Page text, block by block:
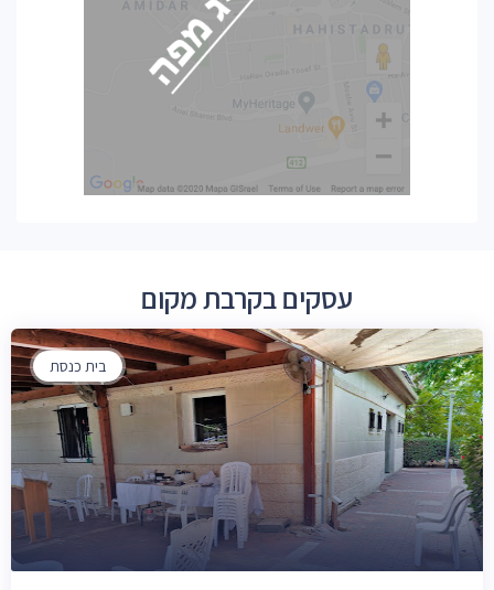
עסקים בקרבת מקום
בית כנסת